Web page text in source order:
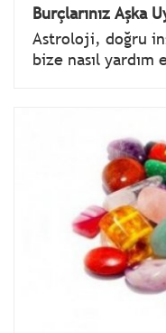
Burçlarınız Aşka
Astroloji, doğru
bize nasıl yardım